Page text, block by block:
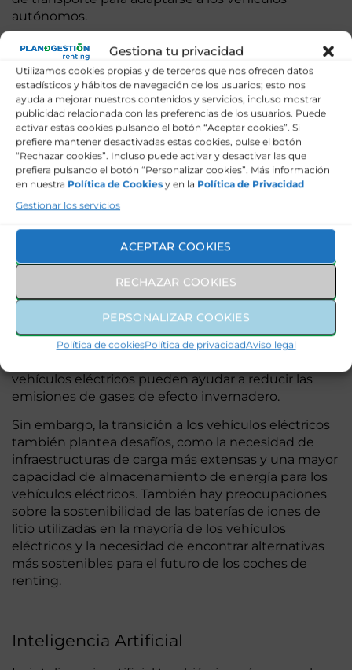
Gestiona tu privacidad
Utilizamos cookies propias y de terceros que nos ofrecen datos
estadísticos y hábitos de navegación de los usuarios; esto nos
ayuda a mejorar nuestros contenidos y servicios, incluso mostrar
publicidad relacionada con las preferencias de los usuarios. Puede
activar estas cookies pulsando el botón “Aceptar cookies”. Si
prefiere mantener desactivadas estas cookies, pulse el botón
“Rechazar cookies”. Incluso puede activar y desactivar las que
prefiera pulsando el botón “Personalizar cookies”. Más información
en nuestra Política de Cookies y en la Política de Privacidad
Gestionar los servicios
ACEPTAR COOKIES
RECHAZAR COOKIES
PERSONALIZAR COOKIES
Política de cookiesPolítica de privacidadAviso legal
autónomos.
Energía Eléctrica
Otra tendencia importante en el futuro de los
coches es la transición a la energía eléctrica. A
medida que los gobiernos de todo el mundo
buscan reducir las emisiones de gases de efecto
invernadero y cumplir con los objetivos de energía
aumentando rápidamente.
Los vehículos eléctricos son más eficientes que los
vehículos de gasolina, lo que significa que pueden
recorrer distancias más largas con menos energía.
Los vehículos eléctricos también son más
silenciosos y producen menos contaminación
acústica que los vehículos de gasolina. Además, la
energía eléctrica se puede generar de manera más
vehículos eléctricos pueden ayudar a reducir las
emisiones de gases de efecto invernadero.
Sin embargo, la transición a los vehículos eléctricos
también plantea desafíos, como la necesidad de
infraestructuras de carga más extensas y una mayor
capacidad de almacenamiento de energía para los
vehículos eléctricos. También hay preocupaciones
sobre la sostenibilidad de las baterías de iones de
litio utilizadas en la mayoría de los vehículos
eléctricos y la necesidad de encontrar alternativas
más sostenibles para el futuro de los coches de
renting.
Inteligencia Artificial